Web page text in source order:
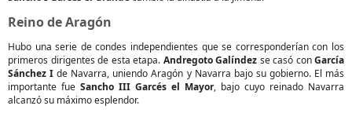
Reino de Aragón
Hubo una serie de condes independientes que se corresponderían con los
primeros dirigentes de esta etapa. Andregoto Galíndez se casó conGarcía
Sánchez I de Navarra, uniendo Aragón y Navarra bajo su gobierno. El más
importante fue Sancho III Garcés el Mayor, bajo cuyo reinado Navarra
alcanzó su máximo esplendor.